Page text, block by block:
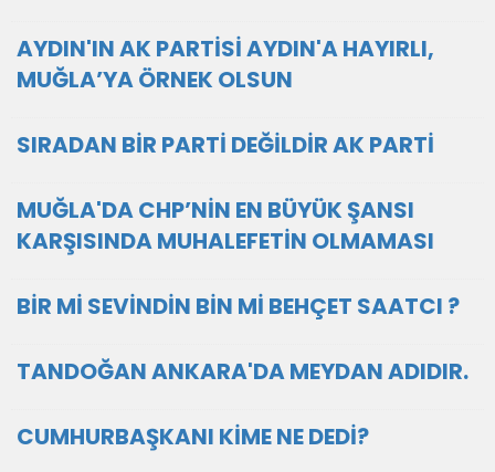
AYDIN'IN AK PARTİSİ AYDIN'A HAYIRLI,
MUĞLA’YA ÖRNEK OLSUN
SIRADAN BİR PARTİ DEĞİLDİR AK PARTİ
MUĞLA'DA CHP’NİN EN BÜYÜK ŞANSI
KARŞISINDA MUHALEFETİN OLMAMASI
BİR Mİ SEVİNDİN BİN Mİ BEHÇET SAATCI ?
TANDOĞAN ANKARA'DA MEYDAN ADIDIR.
CUMHURBAŞKANI KİME NE DEDİ?